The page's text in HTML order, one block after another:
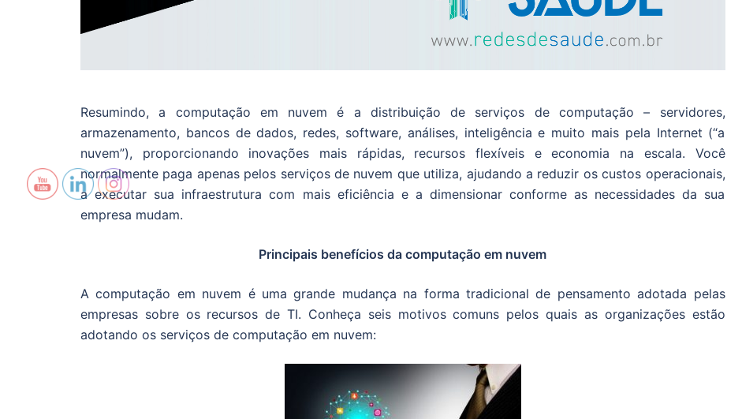
Resumindo, a computação em nuvem é a distribuição de serviços de computação – servidores,
armazenamento, bancos de dados, redes, software, análises, inteligência e muito mais pela Internet (“a
nuvem”), proporcionando inovações mais rápidas, recursos flexíveis e economia na escala. Você
normalmente paga apenas pelos serviços de nuvem que utiliza, ajudando a reduzir os custos operacionais,
a executar sua infraestrutura com mais eficiência e a dimensionar conforme as necessidades da sua
empresa mudam.
Principais benefícios da computação em nuvem
A computação em nuvem é uma grande mudança na forma tradicional de pensamento adotada pelas
empresas sobre os recursos de TI. Conheça seis motivos comuns pelos quais as organizações estão
adotando os serviços de computação em nuvem: